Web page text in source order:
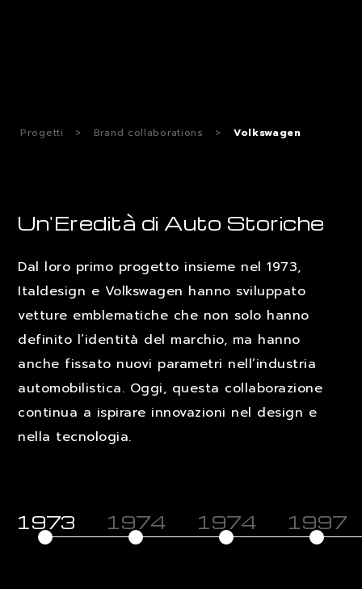
Progetti > Brand collaborations > Volkswagen
Un'Eredità di Auto Storiche
Dal loro primo progetto insieme nel 1973,
Italdesign e Volkswagen hanno sviluppato
vetture emblematiche che non solo hanno
definito l’identità del marchio, ma hanno
anche fissato nuovi parametri nell’industria
automobilistica. Oggi, questa collaborazione
continua a ispirare innovazioni nel design e
nella tecnologia.
1973 1974 1974 1997